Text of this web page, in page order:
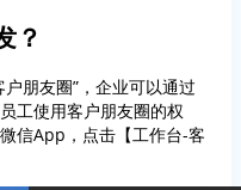
？
朋友圈”，企业可以通过
工使用客户朋友圈的权
信App，点击【工作台-客